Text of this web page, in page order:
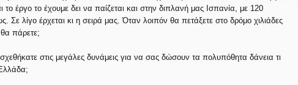
το έργο το έχουμε δει να παίζεται και στην διπλανή μας Ισπανία, με 120
Σε λίγο έρχεται κι η σειρά μας. Όταν λοιπόν θα πετάξετε στο δρόμο χιλιάδες
θα πάρετε;
στις μεγάλες δυνάμεις για να σας δώσουν τα πολυπόθητα δάνεια τι